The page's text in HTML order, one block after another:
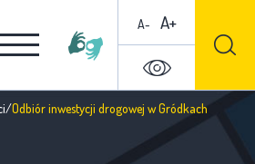
A- A+
/Odbiór inwestycji drogowej w Gródkach